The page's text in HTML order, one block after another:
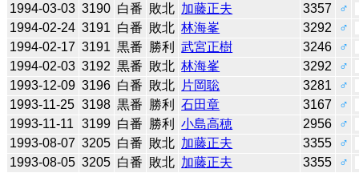
1994-03-03 3190 白番 敗北 加藤正夫 3357
♂
1994-02-24 3191 白番 敗北 林海峯 3292
♂
1994-02-17 3191 黒番 勝利 武宮正樹 3246
♂
1994-02-03 3192 黒番 敗北 林海峯 3292
♂
1993-12-09 3196 白番 敗北 片岡聡 3281
♂
1993-11-25 3198 黒番 勝利 石田章 3167
♂
1993-11-11
3199 白番 勝利 小島高穂 2956
♂
1993-08-07 3205 白番 敗北 加藤正夫 3355
♂
1993-08-05 3205 白番 敗北 加藤正夫 3355
♂